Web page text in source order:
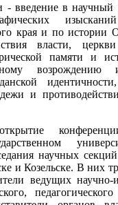
введение в научный
края и по истории
власти,
памяти и
возрождению
и
научных
и Козельске. В них
ведущих научно-